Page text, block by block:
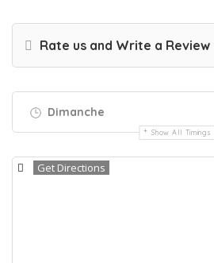
Rate us and Write a Review
Dimanche
Show All Timings
Get Directions